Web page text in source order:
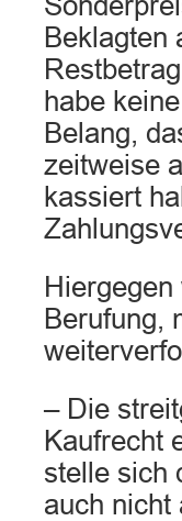
Beklagten
habe
Belang,
zeitweise
kassiert
Berufung,
– Die
Kaufrecht
stelle sich
auch nicht